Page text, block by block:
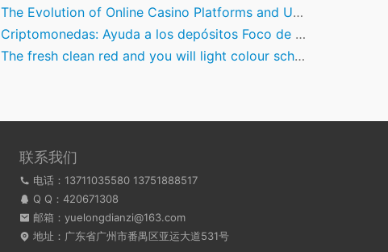
The Evolution of Online Casino Platforms and User Accessibility
Criptomonedas: Ayuda a los depósitos Foco de Favorece sobre Stake
The fresh clean red and you will light colour scheme was a tiny medical, however, clutter-100 % free the same
联系我们
电话：13711035580 13751888517
Q Q： 420671308
邮箱：yuelongdianzi@163.com
地址：广东省广州市番禺区亚运大道531号